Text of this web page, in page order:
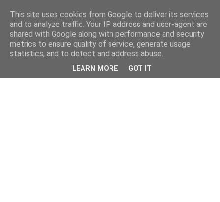
This site uses cookies from Google to deliver its services
and to analyze traffic. Your IP address and user-agent are
shared with Google along with performance and security
metrics to ensure quality of service, generate usage
statistics, and to detect and address abuse.
LEARN MORE GOT IT